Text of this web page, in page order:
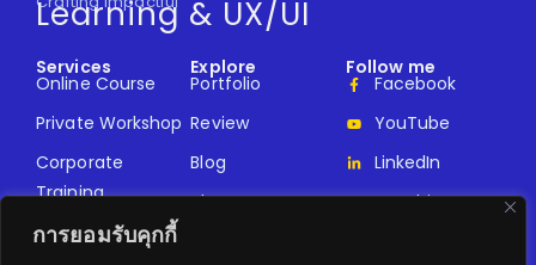
การยอมรับคุกกี้
Follow me
Facebook
YouTube
LinkedIn
Kanchita
Services
Online Course
Private Workshop
Corporate
Training
Guest Lecturer
Explore
Portfolio
Review
Blog
About
Learning & UX/UI